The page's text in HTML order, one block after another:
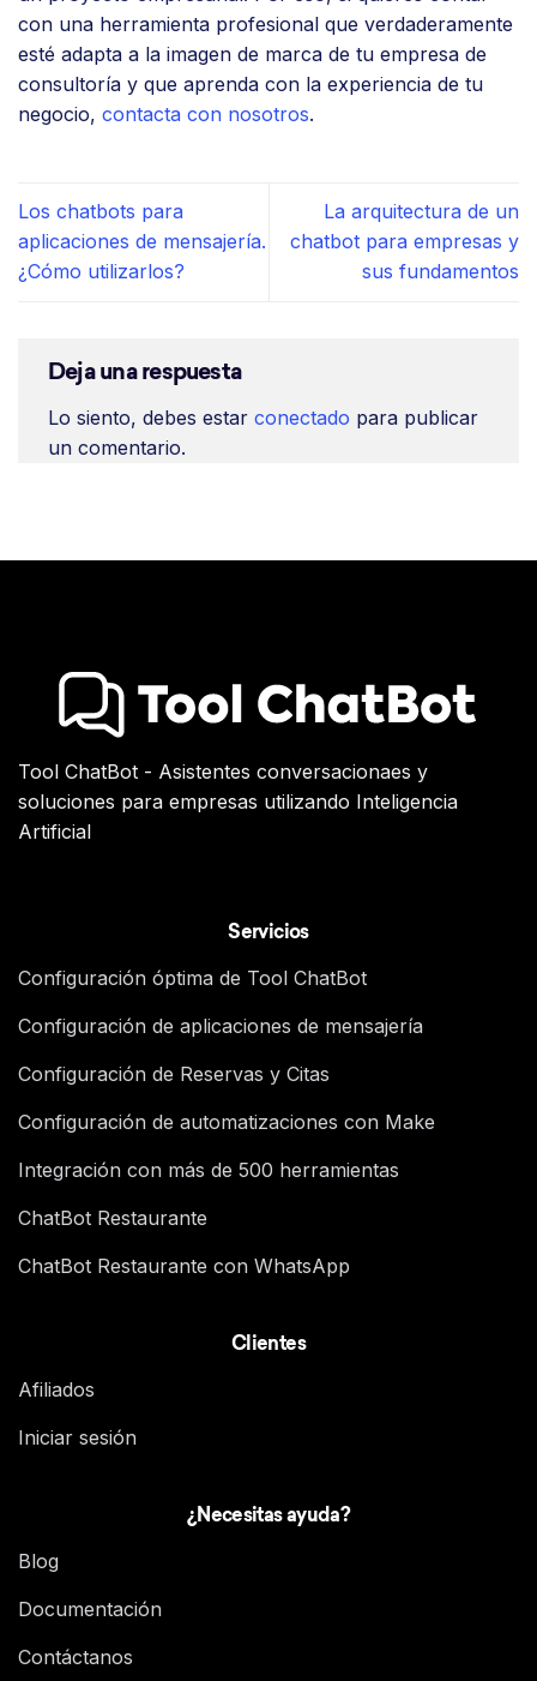
con una herramienta profesional que verdaderamente
esté adapta a la imagen de marca de tu empresa de
consultoría y que aprenda con la experiencia de tu
negocio, contacta con nosotros.
Los chatbots para
aplicaciones de mensajería.
¿Cómo utilizarlos?
La arquitectura de un
chatbot para empresas y
sus fundamentos
Deja una respuesta
Lo siento, debes estar conectado para publicar
un comentario.
Tool ChatBot - Asistentes conversacionaes y
soluciones para empresas utilizando Inteligencia
Artificial
Servicios
Configuración óptima de Tool ChatBot
Configuración de aplicaciones de mensajería
Configuración de Reservas y Citas
Configuración de automatizaciones con Make
Integración con más de 500 herramientas
ChatBot Restaurante
ChatBot Restaurante con WhatsApp
Clientes
Afiliados
Iniciar sesión
¿Necesitas ayuda?
Blog
Documentación
Contáctanos